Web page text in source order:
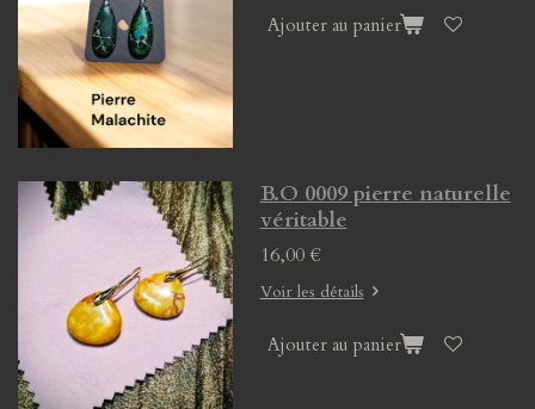
Ajouter au panier
B.O 0009 pierre naturelle
véritable
16,00 €
Voir les détails
Ajouter au panier